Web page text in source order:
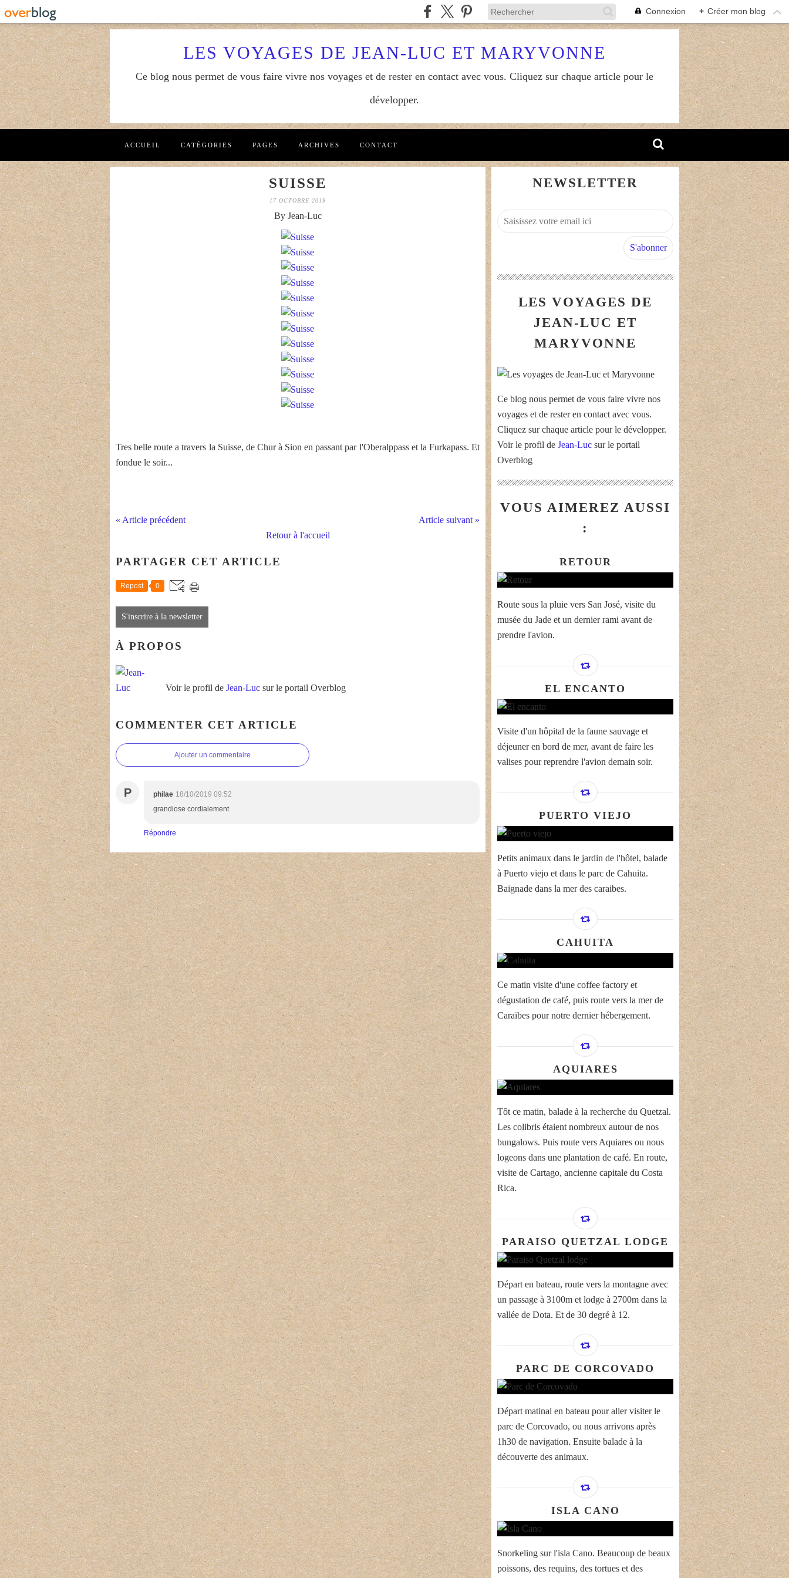
Connexion + Créer mon blog
LES VOYAGES DE JEAN-LUC ET MARYVONNE
Ce blog nous permet de vous faire vivre nos voyages et de rester en contact avec vous. Cliquez sur chaque article pour le
développer.
ACCUEIL CATÉGORIES PAGES ARCHIVES CONTACT
SUISSE
17 OCTOBRE 2019
By Jean-Luc
Tres belle route a travers la Suisse, de Chur à Sion en passant par l'Oberalppass et la Furkapass. Et
fondue le soir...
« Article précédent
Article suivant »
Retour à l'accueil
PARTAGER CET ARTICLE
Repost 0
S'inscrire à la newsletter
À PROPOS
Voir le profil de Jean-Luc sur le portail Overblog
COMMENTER CET ARTICLE
Ajouter un commentaire
P philae 18/10/2019 09:52
grandiose cordialement
Répondre
NEWSLETTER
LES VOYAGES DE
JEAN-LUC ET
MARYVONNE
Ce blog nous permet de vous faire vivre nos
voyages et de rester en contact avec vous.
Cliquez sur chaque article pour le développer.
Voir le profil de Jean-Luc sur le portail
Overblog
VOUS AIMEREZ AUSSI
:
RETOUR
Route sous la pluie vers San José, visite du
musée du Jade et un dernier rami avant de
prendre l'avion.
EL ENCANTO
Visite d'un hôpital de la faune sauvage et
déjeuner en bord de mer, avant de faire les
valises pour reprendre l'avion demain soir.
PUERTO VIEJO
Petits animaux dans le jardin de l'hôtel, balade
à Puerto viejo et dans le parc de Cahuita.
Baignade dans la mer des caraibes.
CAHUITA
Ce matin visite d'une coffee factory et
dégustation de café, puis route vers la mer de
Caraïbes pour notre dernier hébergement.
AQUIARES
Tôt ce matin, balade à la recherche du Quetzal.
Les colibris étaient nombreux autour de nos
bungalows. Puis route vers Aquiares ou nous
logeons dans une plantation de café. En route,
visite de Cartago, ancienne capitale du Costa
Rica.
PARAISO QUETZAL LODGE
Départ en bateau, route vers la montagne avec
un passage à 3100m et lodge à 2700m dans la
vallée de Dota. Et de 30 degré à 12.
PARC DE CORCOVADO
Départ matinal en bateau pour aller visiter le
parc de Corcovado, ou nous arrivons après
1h30 de navigation. Ensuite balade à la
découverte des animaux.
ISLA CANO
Snorkeling sur l'isla Cano. Beaucoup de beaux
poissons, des requins, des tortues et des